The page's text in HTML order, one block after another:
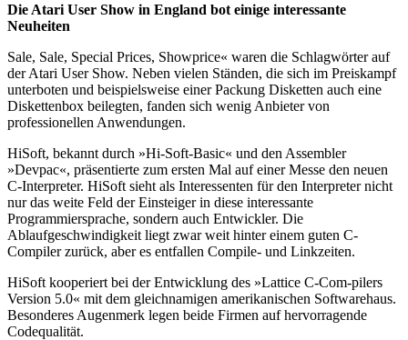
Die Atari User Show in England bot einige interessante
Neuheiten
Sale, Sale, Special Prices, Showprice« waren die Schlagwörter auf
der Atari User Show. Neben vielen Ständen, die sich im Preiskampf
unterboten und beispielsweise einer Packung Disketten auch eine
Diskettenbox beilegten, fanden sich wenig Anbieter von
professionellen Anwendungen.
HiSoft, bekannt durch »Hi-Soft-Basic« und den Assembler
»Devpac«, präsentierte zum ersten Mal auf einer Messe den neuen
C-Interpreter. HiSoft sieht als Interessenten für den Interpreter nicht
nur das weite Feld der Einsteiger in diese interessante
Programmiersprache, sondern auch Entwickler. Die
Ablaufgeschwindigkeit liegt zwar weit hinter einem guten C-
Compiler zurück, aber es entfallen Compile- und Linkzeiten.
HiSoft kooperiert bei der Entwicklung des »Lattice C-Com-pilers
Version 5.0« mit dem gleichnamigen amerikanischen Softwarehaus.
Besonderes Augenmerk legen beide Firmen auf hervorragende
Codequalität.